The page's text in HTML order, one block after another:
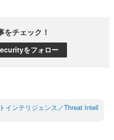
をチェック！
をフォロー
インテリジェンス／Threat Intell